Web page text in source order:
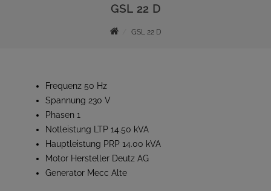
GSL 22 D
GSL 22 D
Frequenz 50 Hz
Spannung 230 V
Phasen 1
Notleistung LTP 14.50 kVA
Hauptleistung PRP 14.00 kVA
Motor Hersteller Deutz AG
Generator Mecc Alte